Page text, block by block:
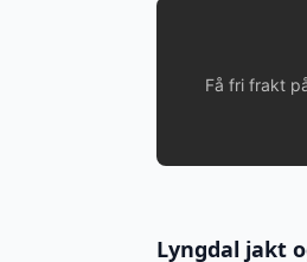
Få fri frakt
Lyngdal jakt